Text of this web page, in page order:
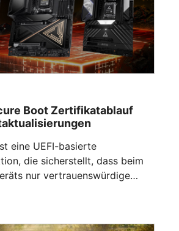
Boot Zertifikatablauf
eine UEFI-basierte
die sicherstellt, dass beim
nur vertrauenswürdige